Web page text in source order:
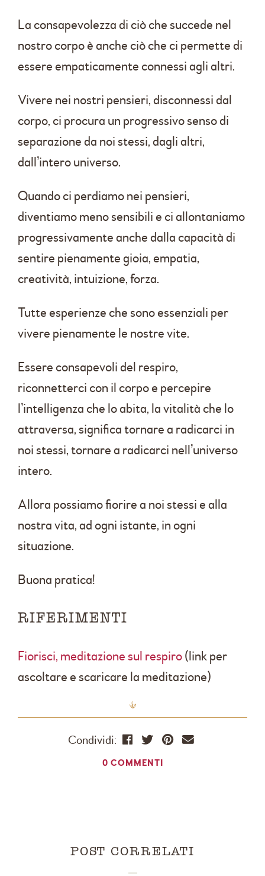
La consapevolezza di ciò che succede nel
nostro corpo è anche ciò che ci permette di
essere empaticamente connessi agli altri.
Vivere nei nostri pensieri, disconnessi dal
corpo, ci procura un progressivo senso di
separazione da noi stessi, dagli altri,
dall’intero universo.
Quando ci perdiamo nei pensieri,
diventiamo meno sensibili e ci allontaniamo
progressivamente anche dalla capacità di
sentire pienamente gioia, empatia,
creatività, intuizione, forza.
Tutte esperienze che sono essenziali per
vivere pienamente le nostre vite.
Essere consapevoli del respiro,
riconnetterci con il corpo e percepire
l’intelligenza che lo abita, la vitalità che lo
attraversa, significa tornare a radicarci in
noi stessi, tornare a radicarci nell’universo
intero.
Allora possiamo fiorire a noi stessi e alla
nostra vita, ad ogni istante, in ogni
situazione.
Buona pratica!
RIFERIMENTI
Fiorisci, meditazione sul respiro(link per
ascoltare e scaricare la meditazione)
Condividi:
0 COMMENTI
POST CORRELATI